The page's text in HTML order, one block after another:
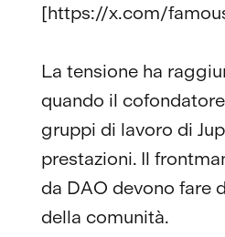
[​​https://x.com/
La tensione ha
quando il
gruppi di lavoro di
prestazioni. Il
da DAO devono fare
della comunità.